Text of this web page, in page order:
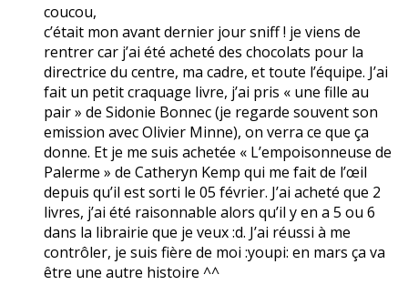
coucou,
c’était mon avant dernier jour sniff ! je viens de
rentrer car j’ai été acheté des chocolats pour la
directrice du centre, ma cadre, et toute l’équipe. J’ai
fait un petit craquage livre, j’ai pris « une fille au
pair » de Sidonie Bonnec (je regarde souvent son
emission avec Olivier Minne), on verra ce que ça
donne. Et je me suis achetée « L’empoisonneuse de
Palerme » de Catheryn Kemp qui me fait de l’œil
depuis qu’il est sorti le 05 février. J’ai acheté que 2
livres, j’ai été raisonnable alors qu’il y en a 5 ou 6
dans la librairie que je veux :d. J’ai réussi à me
contrôler, je suis fière de moi :youpi: en mars ça va
être une autre histoire ^^